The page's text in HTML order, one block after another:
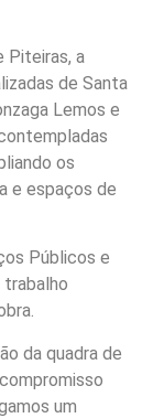
Piteiras, a
de Santa
Lemos e
os
e espaços de
Públicos e
trabalho
da quadra de
um